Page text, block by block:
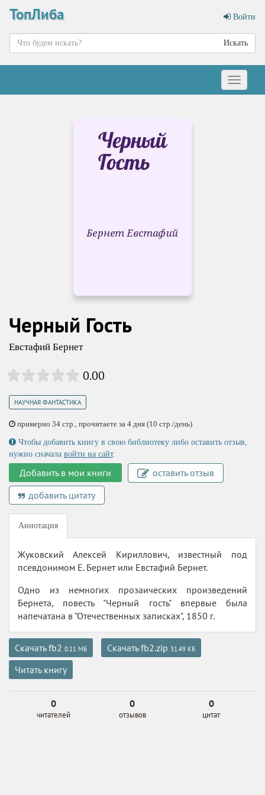
ТопЛиба Войти
Искать
Меню
Черный Гость
Евстафий Бернет
0.00
НАУЧНАЯ ФАНТАСТИКА
примерно 34 стр., прочитаете за 4 дня (10 стр./день)
Чтобы добавить книгу в свою библиотеку либо оставить отзыв,
нужно сначала войти на сайт.
Добавить в мои книги
оставить отзыв
добавить цитату
Аннотация
Жуковский Алексей Кириллович, известный под
псевдонимом Е. Бернет или Евстафий Бернет.
Одно из немногих прозаических произведений
Бернета, повесть "Черный гость" впервые была
напечатана в "Отечественных записках", 1850 г.
Скачать fb2 0.11 МБ Скачать fb2.zip 31.49 КБ
Читать книгу
0
читателей
0
отзывов
0
цитат